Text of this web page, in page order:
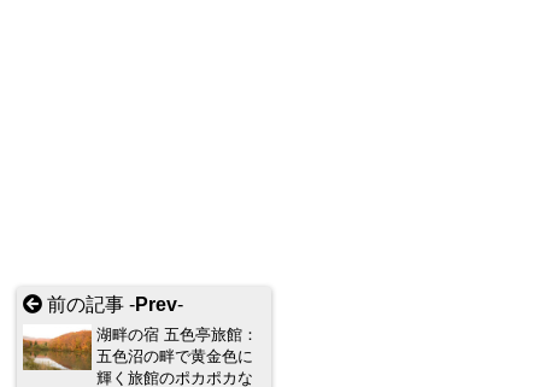
前の記事 -Prev-
湖畔の宿 五色亭旅館：
五色沼の畔で黄金色に
輝く旅館のポカポカな